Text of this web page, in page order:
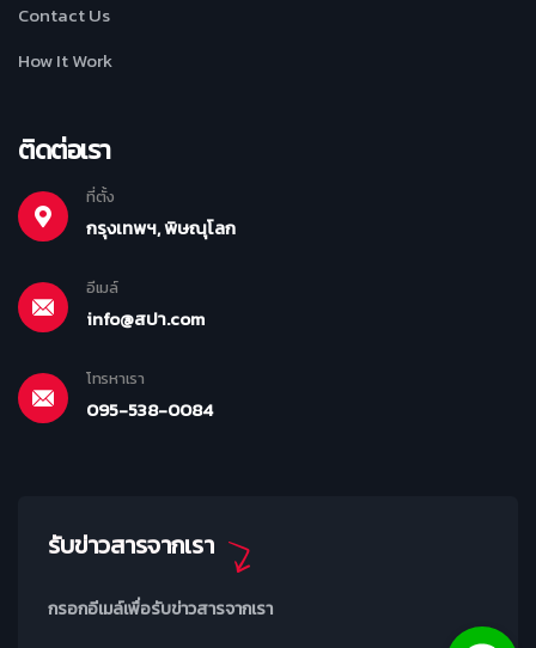
Contact Us
How It Work
ติดต่อเรา
ที่ตั้ง
กรุงเทพฯ, พิษณุโลก
อีเมล์
info@สปา.com
โทรหาเรา
095-538-0084
รับข่าวสารจากเรา
กรอกอีเมล์เพื่อรับข่าวสารจากเรา